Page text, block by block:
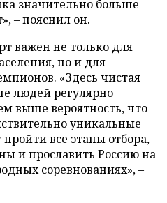
значительно больше
– пояснил он.
важен не только для
но и для
«Здесь чистая
людей регулярно
выше вероятность, что
уникальные
все этапы отбора,
и прославить Россию на
соревнованиях», –